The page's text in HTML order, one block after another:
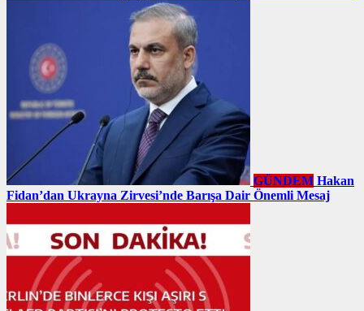
GÜNDEM Hakan
Fidan’dan Ukrayna Zirvesi’nde Barışa Dair Önemli Mesaj